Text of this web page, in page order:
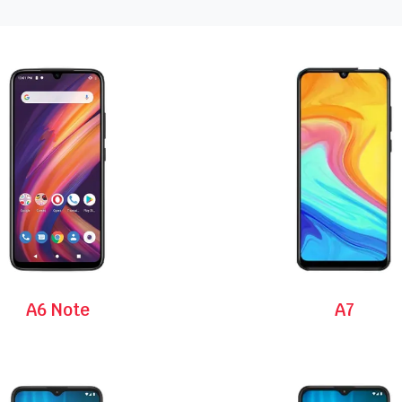
A6 Note A7